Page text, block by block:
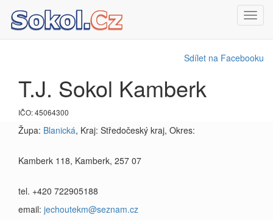
Sdílet na Facebooku
T.J. Sokol Kamberk
IČO: 45064300
Župa: Blanická, Kraj: Středočeský kraj, Okres:
Kamberk 118, Kamberk, 257 07
tel. +420 722905188
email: jechoutekm@seznam.cz